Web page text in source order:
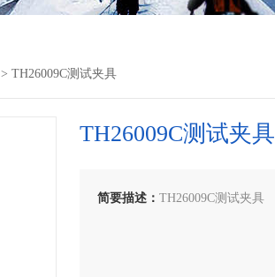
> TH26009C测试夹具
TH26009C测试夹具
简要描述：TH26009C测试夹具